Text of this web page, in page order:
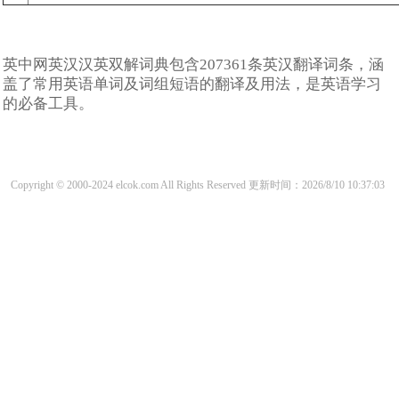
英中网英汉汉英双解词典包含207361条英汉翻译词条，涵
盖了常用英语单词及词组短语的翻译及用法，是英语学习
的必备工具。
Copyright © 2000-2024 elcok.com All Rights Reserved 更新时间：2026/8/10 10:37:03